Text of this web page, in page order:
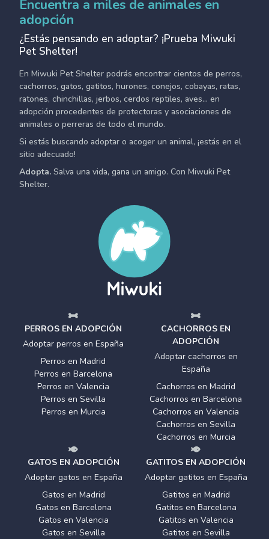
Encuentra a miles de animales en
adopción
¿Estás pensando en adoptar? ¡Prueba Miwuki
Pet Shelter!
En Miwuki Pet Shelter podrás encontrar cientos de perros,
cachorros, gatos, gatitos, hurones, conejos, cobayas, ratas,
ratones, chinchillas, jerbos, cerdos reptiles, aves... en
adopción procedentes de protectoras y asociaciones de
animales o perreras de todo el mundo.
Si estás buscando adoptar o acoger un animal, ¡estás en el
sitio adecuado!
Adopta. Salva una vida, gana un amigo. Con Miwuki Pet
Shelter.
PERROS EN ADOPCIÓN
Adoptar perros en España
Perros en Madrid
Perros en Barcelona
Perros en Valencia
Perros en Sevilla
Perros en Murcia
CACHORROS EN
ADOPCIÓN
Adoptar cachorros en
España
Cachorros en Madrid
Cachorros en Barcelona
Cachorros en Valencia
Cachorros en Sevilla
Cachorros en Murcia
GATOS EN ADOPCIÓN
Adoptar gatos en España
Gatos en Madrid
Gatos en Barcelona
Gatos en Valencia
Gatos en Sevilla
GATITOS EN ADOPCIÓN
Adoptar gatitos en España
Gatitos en Madrid
Gatitos en Barcelona
Gatitos en Valencia
Gatitos en Sevilla